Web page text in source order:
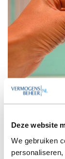
Deze website
We gebruiken
Dit jaar is de
naar € 50.000
maar hoe meer
wordt om naar
26,9 procent.